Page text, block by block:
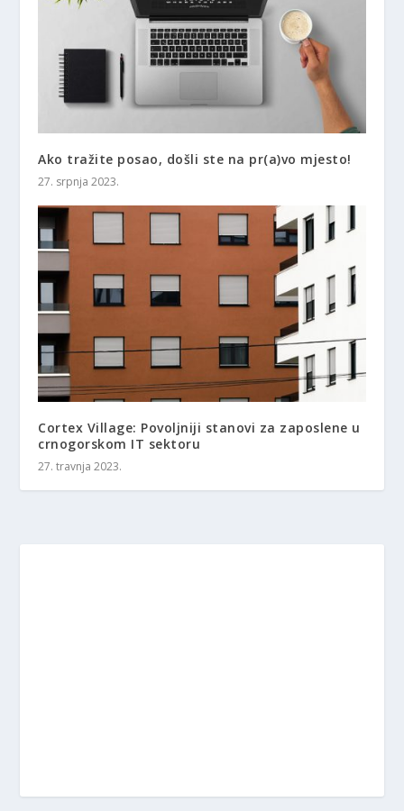
Ako tražite posao, došli ste na pr(a)vo mjesto!
27. srpnja 2023.
Cortex Village: Povoljniji stanovi za zaposlene u
crnogorskom IT sektoru
27. travnja 2023.